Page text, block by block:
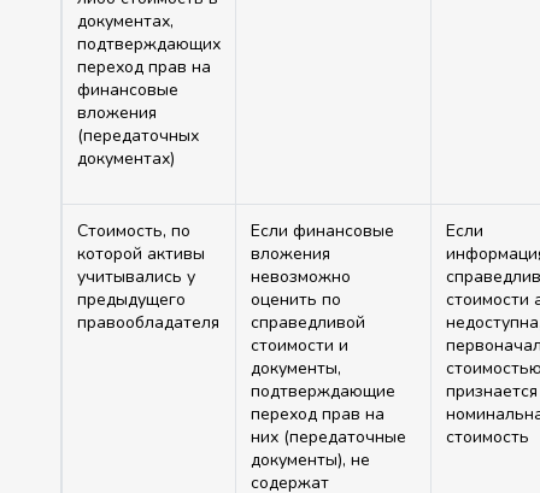
документах,
подтверждающих
переход прав на
финансовые
вложения
(передаточных
документах)
Стоимость, по
которой активы
учитывались у
предыдущего
правообладателя
Если финансовые
вложения
невозможно
оценить по
справедливой
стоимости и
документы,
подтверждающие
переход прав на
них (передаточные
документы), не
содержат
Если
стоимости
стоимость